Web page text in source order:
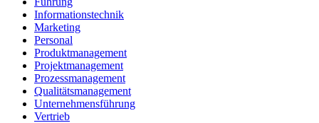
Informationstechnik
Marketing
Personal
Produktmanagement
Projektmanagement
Prozessmanagement
Qualitätsmanagement
Unternehmensführung
Vertrieb